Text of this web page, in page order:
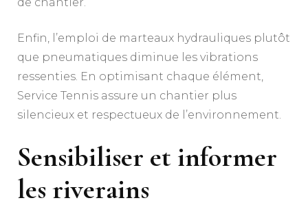
Enfin, l’emploi de marteaux hydrauliques plutôt
que pneumatiques diminue les vibrations
ressenties. En optimisant chaque élément,
Service Tennis assure un chantier plus
silencieux et respectueux de l’environnement.
Sensibiliser et informer
les riverains